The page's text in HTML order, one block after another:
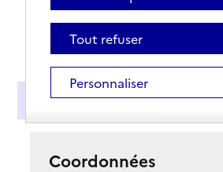
Présentation
Coordonnées
Tout refuser
Personnaliser